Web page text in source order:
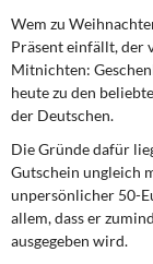
Öffentliche
Eurokrise und
DIE LINKE
Weitere
Memo-Gruppe
Wem zu
Präsent einfällt, der
Mitnichten:
heute zu den
der Deutschen.
Die Gründe dafür
Gutschein ungleich
unpersönlicher 50-
allem, dass er
ausgegeben wird.